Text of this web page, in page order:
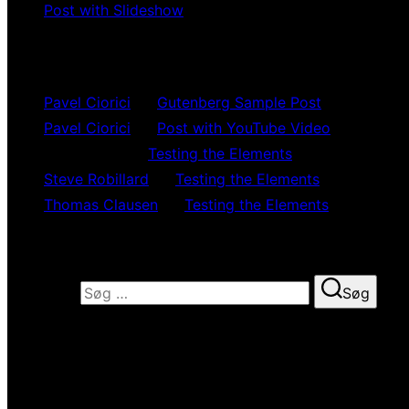
Post with Slideshow
Pavel Ciorici
Gutenberg Sample Post
Pavel Ciorici
Post with YouTube Video
Testing the Elements
Steve Robillard
Testing the Elements
Thomas Clausen
Testing the Elements
Søg